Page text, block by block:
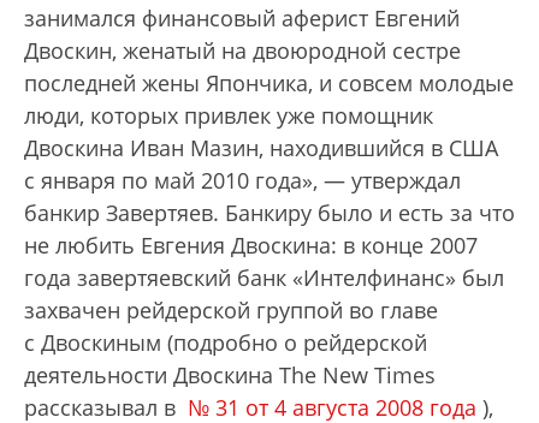
занимался финансовый аферист Евгений
Двоскин, женатый на двоюродной сестре
последней жены Япончика, и совсем молодые
люди, которых привлек уже помощник
Двоскина Иван Мазин, находившийся в США
с января по май 2010 года», — утверждал
банкир Завертяев. Банкиру было и есть за что
не любить Евгения Двоскина: в конце 2007
года завертяевский банк «Интелфинанс» был
захвачен рейдерской группой во главе
с Двоскиным (подробно о рейдерской
деятельности Двоскина The New Times
рассказывал в № 31 от 4 августа 2008 года ),